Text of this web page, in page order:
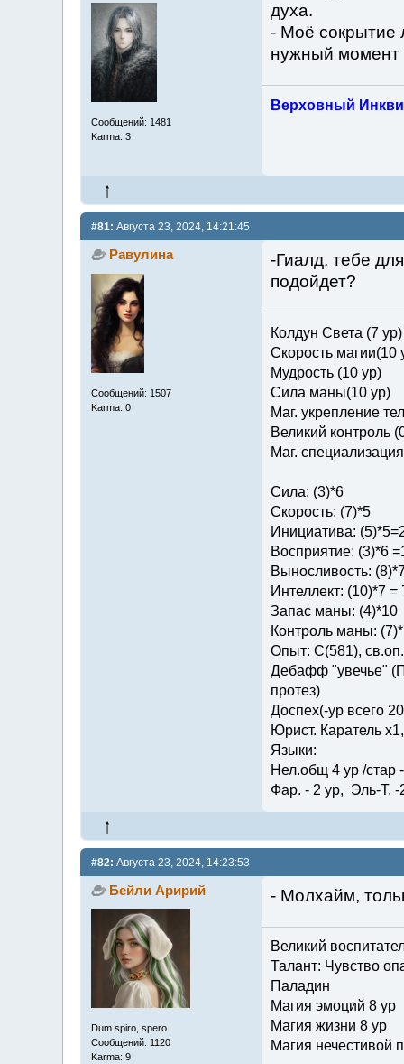
Сообщений: 1481
Karma: 3
духа.
- Моё сокрытие
нужный момент
Верховный
#81: Августа 23, 2024, 14:21:45
Равулина
Сообщений: 1507
Karma: 0
-Гиалд, тебе
подойдет?
Колдун Света (7
Скорость магии(10
Мудрость (10 ур)
Сила маны(10 ур)
Маг. укрепление
Великий контроль
Маг.
Сила: (3)*6
Скорость: (7)*5
Инициатива:
Восприятие: (3)*6
Выносливость:
Интеллект: (10)*7 =
Запас маны: (4)*10
Контроль маны:
Опыт: C(581),
Дебафф "увечье"
протез)
Доспех(-ур всего
Юрист. Каратель
Языки:
Нел.общ 4 ур /стар
Фар. - 2 ур, Эль-Т. -
#82: Августа 23, 2024, 14:23:53
Бейли Аририй
Dum spiro, spero
Сообщений: 1120
Karma: 9
- Молхайм,
Великий
Талант: Чувство
Паладин
Магия эмоций 8 ур
Магия жизни 8 ур
Магия нечестивой